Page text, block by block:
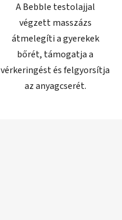
A Bebble testolajjal
végzett masszázs
átmelegíti a gyerekek
bőrét, támogatja a
vérkeringést és felgyorsítja
az anyagcserét.